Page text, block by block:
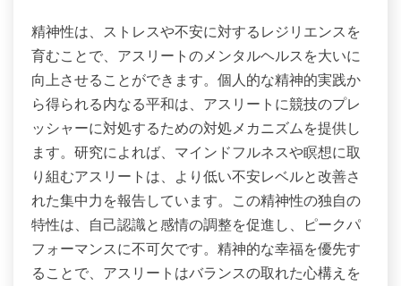
精神性は、ストレスや不安に対するレジリエンスを
育むことで、アスリートのメンタルヘルスを大いに
向上させることができます。個人的な精神的実践か
ら得られる内なる平和は、アスリートに競技のプレ
ッシャーに対処するための対処メカニズムを提供し
ます。研究によれば、マインドフルネスや瞑想に取
り組むアスリートは、より低い不安レベルと改善さ
れた集中力を報告しています。この精神性の独自の
特性は、自己認識と感情の調整を促進し、ピークパ
フォーマンスに不可欠です。精神的な幸福を優先す
ることで、アスリートはバランスの取れた心構えを